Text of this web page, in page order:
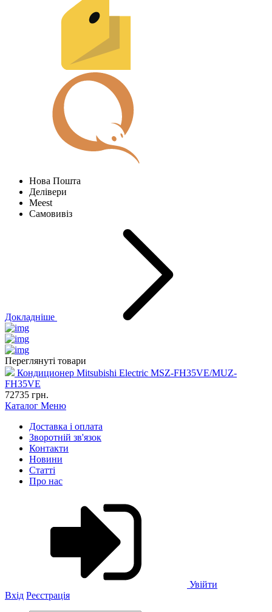
Нова Пошта
Делівери
Meest
Самовивіз
Докладніше
Переглянуті товари
Кондиционер Mitsubishi Electric MSZ-FH35VE/MUZ-
FH35VE
72735 грн.
Каталог Меню
Доставка і оплата
Зворотній зв'язок
Контакти
Новини
Статті
Про нас
Увійти
Вхід Реєстрація